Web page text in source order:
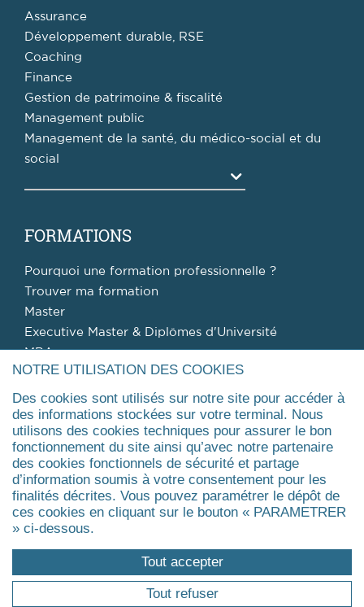
NOTRE UTILISATION DES COOKIES
Des cookies sont utilisés sur notre site pour accéder à
des informations stockées sur votre terminal. Nous
utilisons des cookies techniques pour assurer le bon
fonctionnement du site ainsi qu’avec notre partenaire
des cookies fonctionnels de sécurité et partage
d’information soumis à votre consentement pour les
finalités décrites. Vous pouvez paramétrer le dépôt de
ces cookies en cliquant sur le bouton « PARAMETRER
» ci-dessous.
Tout accepter
Tout refuser
Assurance
Développement durable, RSE
Coaching
Finance
Gestion de patrimoine & fiscalité
Management public
Management de la santé, du médico-social et du
social
Agrandir
FORMATIONS
Pourquoi une formation professionnelle ?
Trouver ma formation
Master
Executive Master & Diplômes d'Université
MBA
Executive Doctorate & Executive PhD
Certificat
Agrandir
ÉVÉNEMENTS
Evénements
Actualités
Réunions d'information
Replays des webinaires